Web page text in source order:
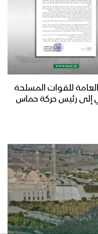
للقوات المسلحة
إلى رئيس حركة حماس